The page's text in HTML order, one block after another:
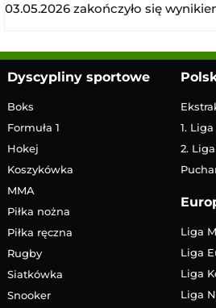
03.05.2026 zakończyło się
Dyscypliny sportowe
Boks
Formuła 1
Hokej
Koszykówka
MMA
Piłka nożna
Piłka ręczna
Rugby
Siatkówka
Snooker
1.
2.
Liga
Liga
Liga
Liga